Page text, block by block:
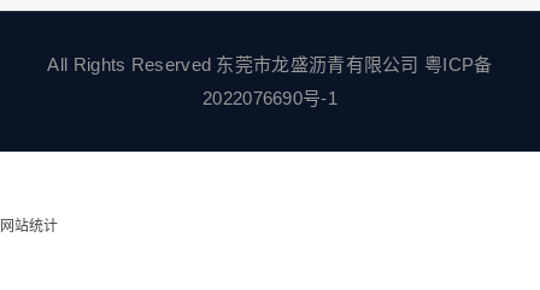
All Rights Reserved 东莞市龙盛沥青有限公司 粤ICP备
2022076690号-1
网站统计